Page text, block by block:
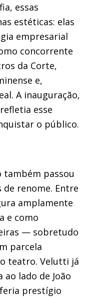
essas
estéticas: elas
empresarial
concorrente
da Corte,
e,
A inauguração,
esse
o público.
também passou
renome. Entre
amplamente
e como
— sobretudo
parcela
teatro. Velutti já
lado de João
prestígio